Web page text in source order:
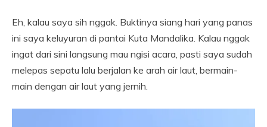
Eh, kalau saya sih nggak. Buktinya siang hari yang panas
ini saya keluyuran di pantai Kuta Mandalika. Kalau nggak
ingat dari sini langsung mau ngisi acara, pasti saya sudah
melepas sepatu lalu berjalan ke arah air laut, bermain-
main dengan air laut yang jernih.